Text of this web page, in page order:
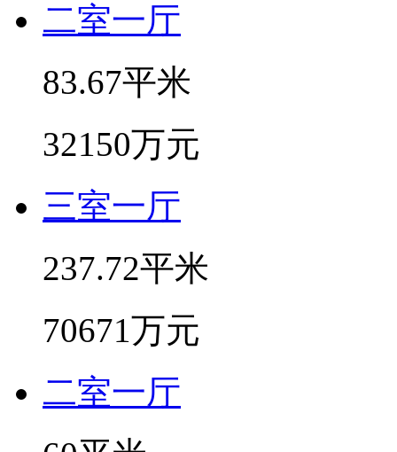
二室一厅
83.67平米
32150万元
三室一厅
237.72平米
70671万元
二室一厅